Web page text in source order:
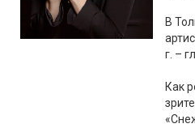
В
г. –
Как